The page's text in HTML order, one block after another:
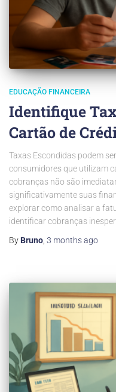
EDUCAÇÃO FINANCEIRA
Identifique
Cartão de
Taxas Escondidas podem
consumidores que utilizam
cobranças não são
significativamente suas
explorar como analisar a
identificar cobranças
By Bruno, 3 monthsago